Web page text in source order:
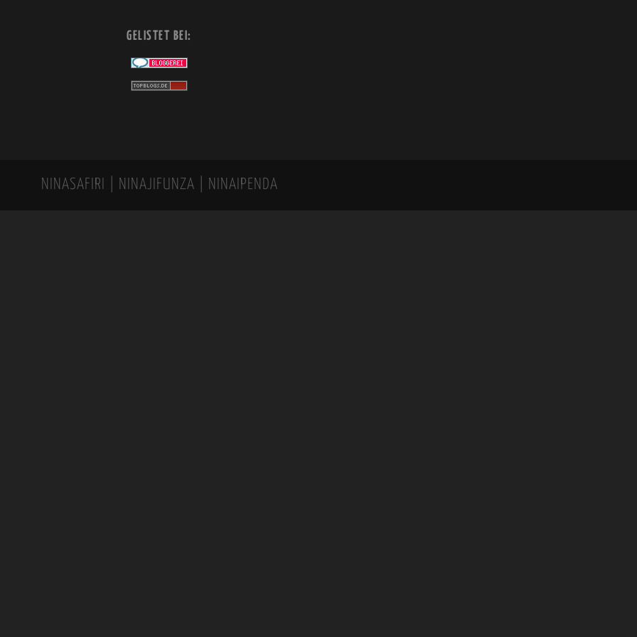
GELISTET BEI:
NINASAFIRI | NINAJIFUNZA | NINAIPENDA